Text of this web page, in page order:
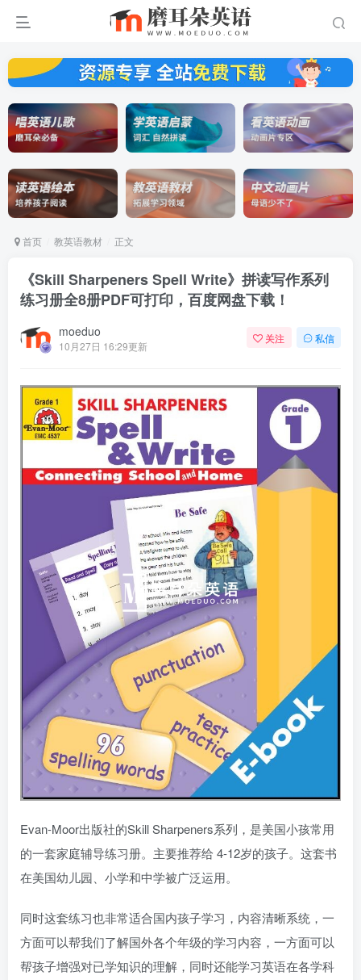
首页 教英语教材 正文
《Skill Sharpeners Spell Write》拼读写作系列
练习册全8册PDF可打印，百度网盘下载！
moeduo
10月27日 16:29更新
关注 私信
Evan-Moor出版社的Skill Sharpeners系列，是美国小孩常用
的一套家庭辅导练习册。主要推荐给 4-12岁的孩子。这套书
在美国幼儿园、小学和中学被广泛运用。
同时这套练习也非常适合国内孩子学习，内容清晰系统，一
方面可以帮我们了解国外各个年级的学习内容，一方面可以
帮孩子增强对已学知识的理解，同时还能学习英语在各学科